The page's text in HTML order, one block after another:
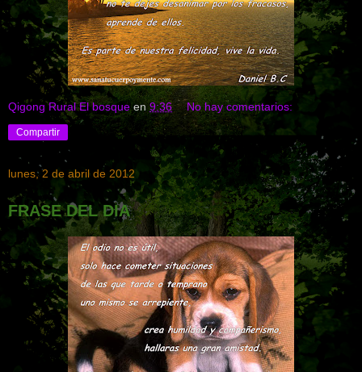
Qigong Rural El bosque en9:36 No hay comentarios:
Compartir
lunes, 2 de abril de 2012
FRASE DEL DIA